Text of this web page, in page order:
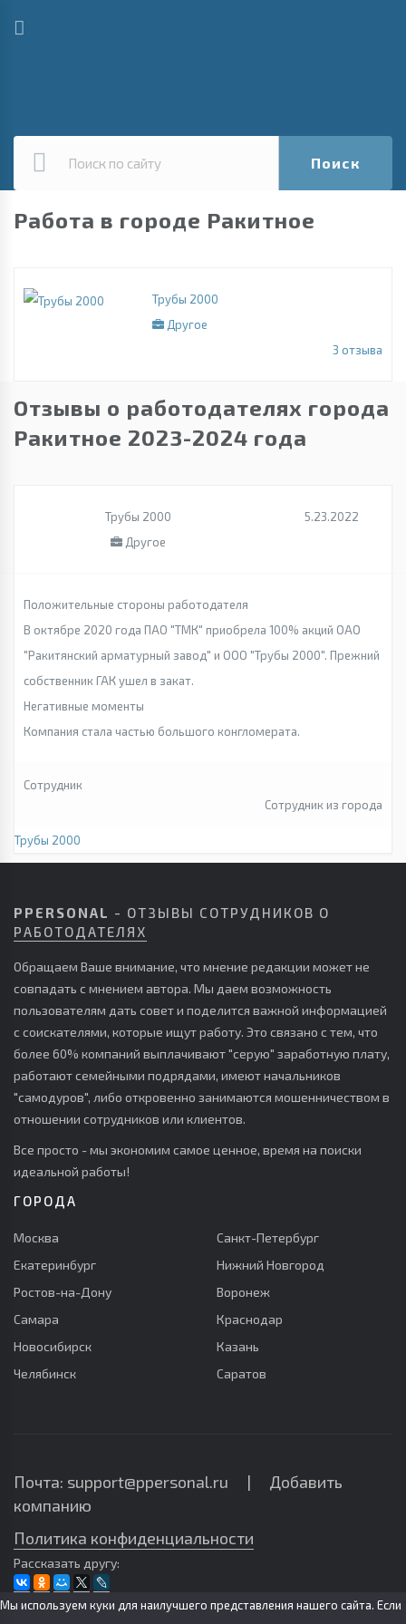
Поиск
Работа в городе Ракитное
Трубы 2000
Другое
3 отзыва
Отзывы о работодателях города
Ракитное 2023-2024 года
Трубы 2000
Другое
5.23.2022
Положительные стороны работодателя
В октябре 2020 года ПАО "ТМК" приобрела 100% акций ОАО
"Ракитянский арматурный завод" и ООО "Трубы 2000". Прежний
собственник ГАК ушел в закат.
Негативные моменты
Компания стала частью большого конгломерата.
Сотрудник
Сотрудник из города
Трубы 2000
PPERSONAL - ОТЗЫВЫ СОТРУДНИКОВ О
РАБОТОДАТЕЛЯХ
Обращаем Ваше внимание, что мнение редакции может не
совпадать с мнением автора. Мы даем возможность
пользователям дать совет и поделится важной информацией
с соискателями, которые ищут работу. Это связано с тем, что
более 60% компаний выплачивают "серую" заработную плату,
работают семейными подрядами, имеют начальников
"самодуров", либо откровенно занимаются мошенничеством в
отношении сотрудников или клиентов.
Все просто - мы экономим самое ценное, время на поиски
идеальной работы!
ГОРОДА
Москва
Санкт-Петербург
Екатеринбург
Нижний Новгород
Ростов-на-Дону
Воронеж
Самара
Краснодар
Новосибирск
Казань
Челябинск
Саратов
Почта: support@ppersonal.ru | Добавить
компанию
Политика конфиденциальности
Рассказать другу:
Мы используем куки для наилучшего представления нашего сайта. Если